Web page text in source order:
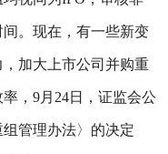
。现在，有一些新变
加大上市公司并购重
，9月24日，证监会公
管理办法〉的决定